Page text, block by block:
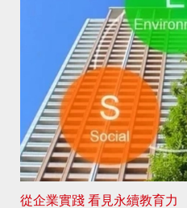
從企業實踐 看見永續教育力